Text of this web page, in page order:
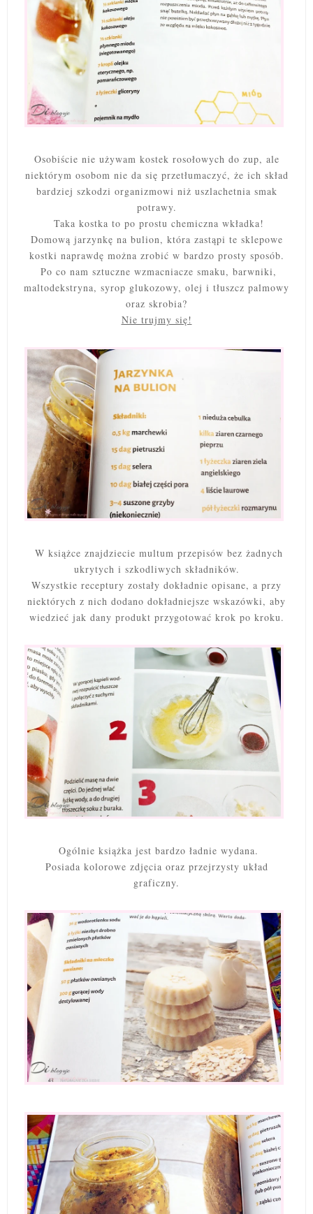
Osobiście nie używam kostek rosołowych do zup, ale
niektórym osobom nie da się przetłumaczyć, że ich skład
bardziej szkodzi organizmowi niż uszlachetnia smak
potrawy.
Taka kostka to po prostu chemiczna wkładka!
Domową jarzynkę na bulion, która zastąpi te sklepowe
kostki naprawdę można zrobić w bardzo prosty sposób.
Po co nam sztuczne wzmacniacze smaku, barwniki,
maltodekstryna, syrop glukozowy, olej i tłuszcz palmowy
oraz skrobia?
Nie trujmy się!
W książce znajdziecie multum przepisów bez żadnych
ukrytych i szkodliwych składników.
Wszystkie receptury zostały dokładnie opisane, a przy
niektórych z nich dodano dokładniejsze wskazówki, aby
wiedzieć jak dany produkt przygotować krok po kroku.
Ogólnie książka jest bardzo ładnie wydana.
Posiada kolorowe zdjęcia oraz przejrzysty układ
graficzny.